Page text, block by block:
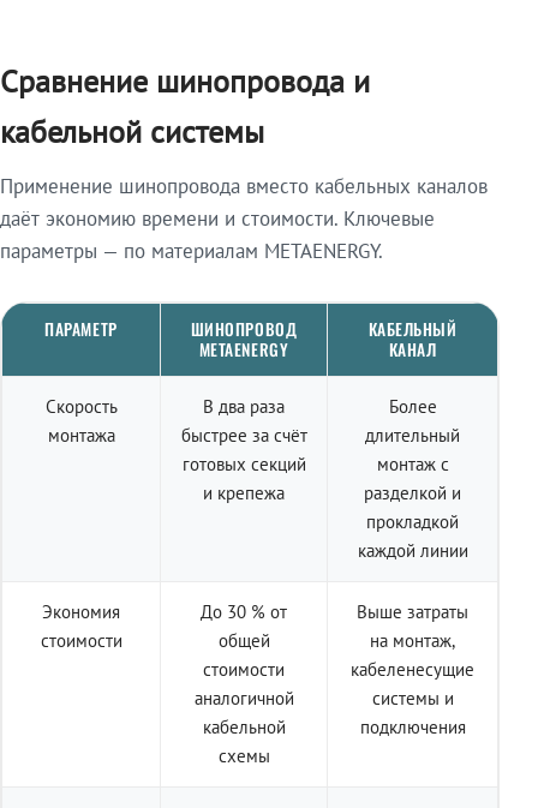
Сравнение шинопровода и
кабельной системы
Применение шинопровода вместо кабельных каналов
даёт экономию времени и стоимости. Ключевые
параметры — по материалам METAENERGY.
ПАРАМЕТР
ШИНОПРОВОД
METAENERGY
КАБЕЛЬНЫЙ
КАНАЛ
Скорость
монтажа
В два раза
быстрее за счёт
готовых секций
и крепежа
Более
длительный
монтаж с
разделкой и
прокладкой
каждой линии
Экономия
стоимости
До 30 % от
общей
стоимости
аналогичной
кабельной
схемы
Выше затраты
на монтаж,
кабеленесущие
системы и
подключения